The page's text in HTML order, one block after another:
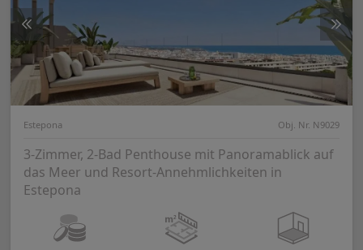
Estepona Obj. Nr. N9029
3-Zimmer, 2-Bad Penthouse mit Panoramablick auf
das Meer und Resort-Annehmlichkeiten in
Estepona